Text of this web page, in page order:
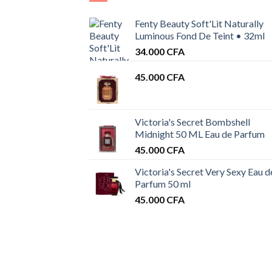
Fenty Beauty Soft'Lit Naturally
Luminous Fond De Teint • 32ml
34.000 CFA
45.000 CFA
Victoria's Secret Bombshell
Midnight 50 ML Eau de Parfum
45.000 CFA
Victoria's Secret Very Sexy Eau
Parfum 50 ml
45.000 CFA